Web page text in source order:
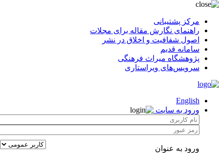
مرکز پشتیبانی
راهنمای نگارش مقاله برای مجلات
اصول شفافیت و اخلاق در نشر
سامانه قدیم
پژوهشگاه میراث فرهنگی
سرویس‌های ویراستاری
English
ورود به سایت
ورود به عنوان